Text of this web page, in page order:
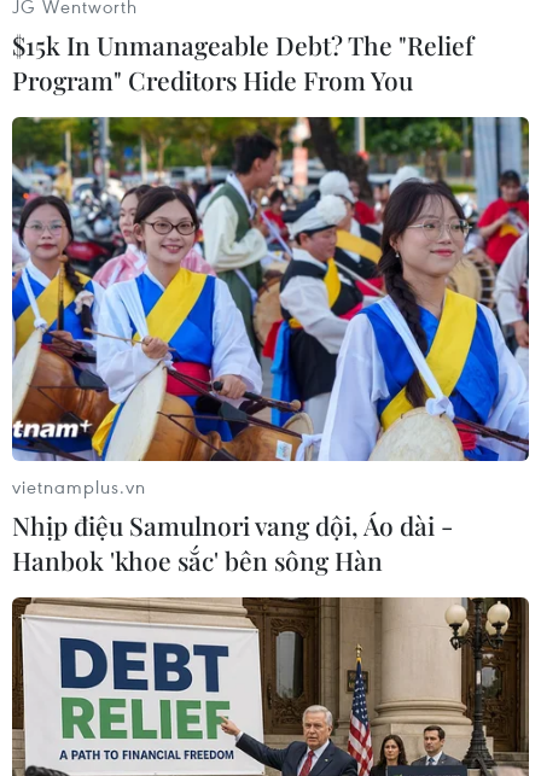
điều tra, làm rõ./.
(TTXVN/Vietnam+)
#Cướp tài sản #Sử dụng súng
#Dây chuyền vàng
#Tài sản bị cướp
#Sổ tiết kiệm Đồng Nai
Theo dõi VietnamPlus
JG Wentworth
$15k In Unmanageable Debt? The "Relief
Program" Creditors Hide From You
vietnamplus.vn
Nhịp điệu Samulnori vang dội, Áo dài -
Hanbok 'khoe sắc' bên sông Hàn